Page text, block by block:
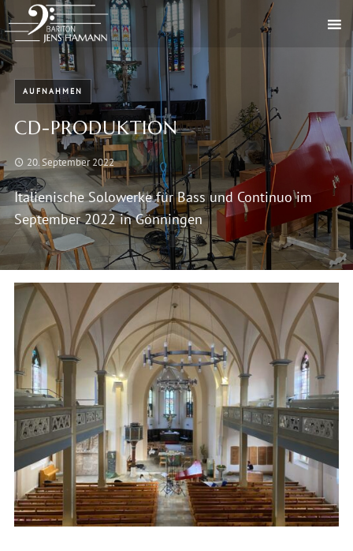
AUFNAHMEN
CD-PRODUKTION
20. September 2022
Italienische Solowerke für Bass und Continuo im
September 2022 in Gönningen